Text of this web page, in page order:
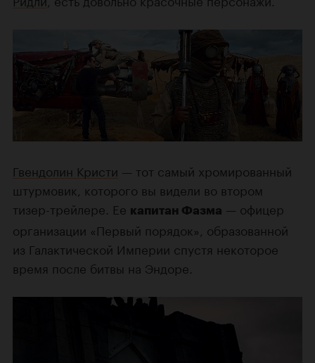
Гвендолин Кристи — тот самый хромированный
штурмовик, которого вы видели во втором
тизер-трейлере. Ее капитан Фазма — офицер
организации «Первый порядок», образованной
из Галактической Империи спустя некоторое
время после битвы на Эндоре.